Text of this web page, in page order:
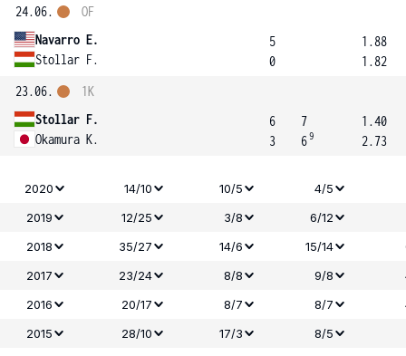
24.06.
Navarro E.
Stollar F.
OF
5
0
1.88
1.82
23.06.
Stollar F.
Okamura K.
1K
6
3
7
69
1.40
2.73
2020 14/10 10/5
4/5
2019
12/25 3/8
6/12
2018
35/27 14/6 15/14
2017
23/24 8/8 9/8
2016
20/17 8/7 8/7
2015
28/10 17/3 8/5